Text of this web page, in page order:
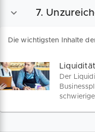
7.
Die wichtigsten Inhalte
Der